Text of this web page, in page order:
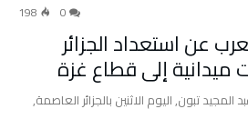
198
عن استعداد الجزائر
إلى قطاع غزة
تبون, اليوم الاثنين بالجزائر العاصمة,